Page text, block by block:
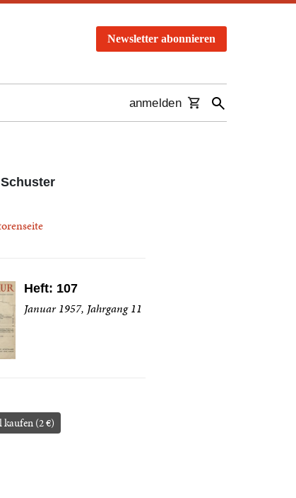
Newsletter abonnieren
anmelden
Heft: 107
Januar 1957, Jahrgang 11
(2 €)